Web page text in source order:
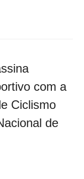
com a
Ciclismo
de